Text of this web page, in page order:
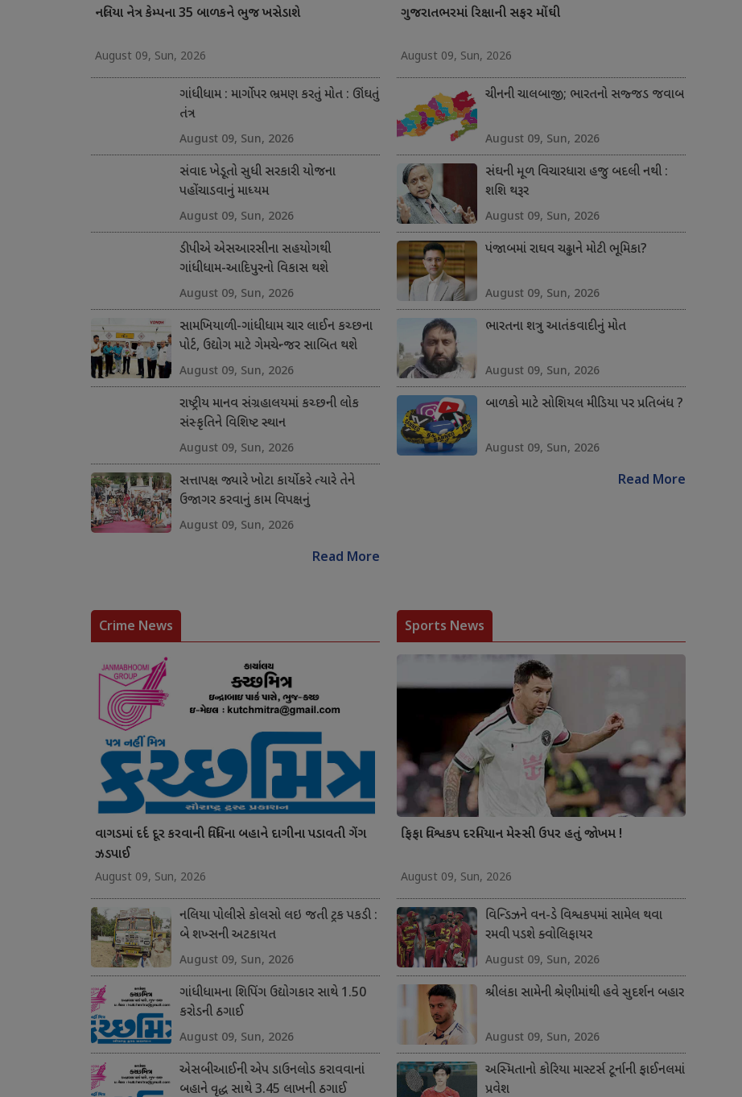
નલિયા નેત્ર કેમ્પના 35 બાળકને ભુજ ખસેડાશે
August 09, Sun, 2026
ગાંધીધામ : માર્ગો પર ભ્રમણ કરતું મોત : ઊંઘતું
તંત્ર
August 09, Sun, 2026
સંવાદ ખેડૂતો સુધી સરકારી યોજના
પહોંચાડવાનું માધ્યમ
August 09, Sun, 2026
ડીપીએ એસઆરસીના સહયોગથી
ગાંધીધામ-આદિપુરનો વિકાસ થશે
August 09, Sun, 2026
સામખિયાળી-ગાંધીધામ ચાર લાઈન કચ્છના
પોર્ટ, ઉદ્યોગ માટે ગેમચેન્જર સાબિત થશે
August 09, Sun, 2026
રાષ્ટ્રીય માનવ સંગ્રહાલયમાં કચ્છની લોક
સંસ્કૃતિને વિશિષ્ટ સ્થાન
August 09, Sun, 2026
સત્તાપક્ષ જ્યારે ખોટા કાર્યો કરે ત્યારે તેને
ઉજાગર કરવાનું કામ વિપક્ષનું
August 09, Sun, 2026
Read More
ગુજરાતભરમાં રિક્ષાની સફર મોંઘી
August 09, Sun, 2026
ચીનની ચાલબાજી; ભારતનો સજ્જડ જવાબ
August 09, Sun, 2026
સંઘની મૂળ વિચારધારા હજુ બદલી નથી :
શશિ થરૂર
August 09, Sun, 2026
પંજાબમાં રાઘવ ચઢ્ઢાને મોટી ભૂમિકા?
August 09, Sun, 2026
ભારતના શત્રુ આતંકવાદીનું મોત
August 09, Sun, 2026
બાળકો માટે સોશિયલ મીડિયા પર પ્રતિબંધ ?
August 09, Sun, 2026
Read More
Crime News
વાગડમાં દર્દ દૂર કરવાની વિધિના બહાને દાગીના પડાવતી ગેંગ
ઝડપાઈ
August 09, Sun, 2026
નલિયા પોલીસે કોલસો લઇ જતી ટ્રક પકડી :
બે શખ્સની અટકાયત
August 09, Sun, 2026
ગાંધીધામના શિપિંગ ઉદ્યોગકાર સાથે 1.50
કરોડની ઠગાઈ
August 09, Sun, 2026
એસબીઆઈની એપ ડાઉનલોડ કરાવવાનાં
બહાને વૃદ્ધ સાથે 3.45 લાખની ઠગાઈ
Sports News
ફિફા વિશ્વકપ દરમિયાન મેસ્સી ઉપર હતું જોખમ !
August 09, Sun, 2026
વિન્ડિઝને વન-ડે વિશ્વકપમાં સામેલ થવા
રમવી પડશે ક્વોલિફાયર
August 09, Sun, 2026
શ્રીલંકા સામેની શ્રેણીમાંથી હવે સુદર્શન બહાર
August 09, Sun, 2026
અસ્મિતાનો કોરિયા માસ્ટર્સ ટૂર્નાની ફાઈનલમાં
પ્રવેશ